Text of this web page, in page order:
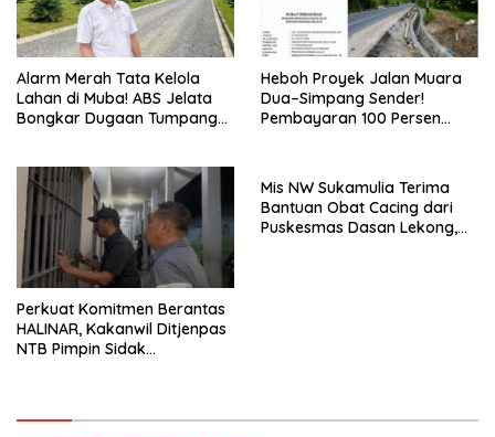
Alarm Merah Tata Kelola
Lahan di Muba! ABS Jelata
Bongkar Dugaan Tumpang
Korporasi Terungkap
Heboh Proyek Jalan Muara
Dua–Simpang Sender!
Pembayaran 100 Persen
Tanda Tangan
Perkuat Komitmen Berantas
HALINAR, Kakanwil Ditjenpas
NTB Pimpin Sidak
Mis NW Sukamulia Terima
Bantuan Obat Cacing dari
Puskesmas Dasan Lekong,